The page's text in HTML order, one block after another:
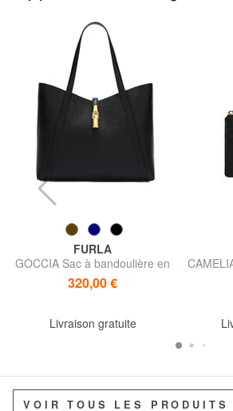
FURLA
GOCCIA Sac à bandoulière en
cuir
320,00 €
Livraison gratuite
VOIR TOUS LES PRODUITS